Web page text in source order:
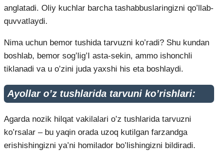
anglatadi. Oliy kuchlar barcha tashabbuslaringizni qo’llab-
quvvatlaydi.
Nima uchun bemor tushida tarvuzni ko’radi? Shu kundan
boshlab, bemor sog’lig’I asta-sekin, ammo ishonchli
tiklanadi va u o’zini juda yaxshi his eta boshlaydi.
Ayollar o’z tushlarida tarvuni ko’rishlari:
Agarda nozik hilqat vakilalari o’z tushlarida tarvuzni
ko’rsalar – bu yaqin orada uzoq kutilgan farzandga
erishishingizni ya’ni homilador bo’lishingizni bildiradi.